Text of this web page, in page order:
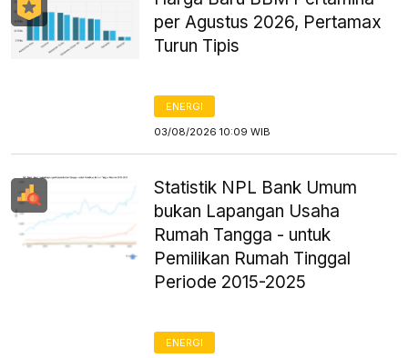
per Agustus 2026, Pertamax
Turun Tipis
ENERGI
03/08/2026 10:09 WIB
Statistik NPL Bank Umum
bukan Lapangan Usaha
Rumah Tangga - untuk
Pemilikan Rumah Tinggal
Periode 2015-2025
ENERGI